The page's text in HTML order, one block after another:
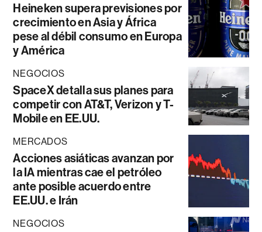
Heineken supera previsiones por
crecimiento en Asia y África
pese al débil consumo en Europa
y América
NEGOCIOS
SpaceX detalla sus planes para
competir con AT&T, Verizon y T-
Mobile en EE.UU.
MERCADOS
Acciones asiáticas avanzan por
la IA mientras cae el petróleo
ante posible acuerdo entre
EE.UU. e Irán
NEGOCIOS